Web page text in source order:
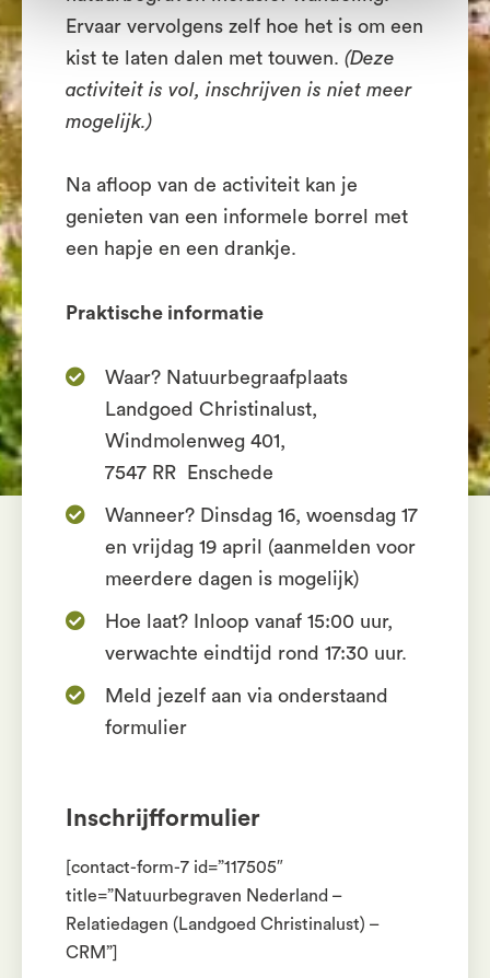
Ervaar vervolgens zelf hoe het is om een
kist te laten dalen met touwen. (Deze
activiteit is vol, inschrijven is niet meer
mogelijk.)
Na afloop van de activiteit kan je
genieten van een informele borrel met
een hapje en een drankje.
Praktische informatie
Waar? Natuurbegraafplaats
Landgoed Christinalust,
Windmolenweg 401,
7547 RR Enschede
Wanneer? Dinsdag 16, woensdag 17
en vrijdag 19 april (aanmelden voor
meerdere dagen is mogelijk)
Hoe laat? Inloop vanaf 15:00 uur,
verwachte eindtijd rond 17:30 uur.
Meld jezelf aan via onderstaand
formulier
Inschrijfformulier
[contact-form-7 id=”117505″
title=”Natuurbegraven Nederland –
Relatiedagen (Landgoed Christinalust) –
CRM”]